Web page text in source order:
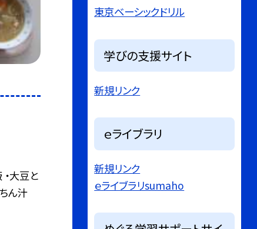
大豆と
ん汁
東京ベーシックドリル
学びの支援サイト
新規リンク
ｅライブラリ
新規リンク
ｅライブラリsumaho